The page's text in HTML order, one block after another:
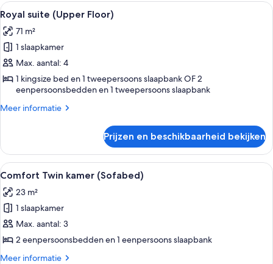
Alle
foto's
voor
Royal
suite
(Upper
Floor)
laden
Hotelkamer met een groot bed,
14
Royal suite (Upper Floor)
71 m²
1 slaapkamer
Max. aantal: 4
1 kingsize bed en 1 tweepersoons slaapbank OF 2
eenpersoonsbedden en 1 tweepersoons slaapbank
Meer informatie
Meer
suite
(Upper
Floor)
Prijzen en beschikbaarheid bekijken
Alle
foto's
voor
Comfort
Twin
kamer
(Sofabed)
Hotelkamer met een groot bed,
7
Comfort Twin kamer (Sofabed)
23 m²
1 slaapkamer
Max. aantal: 3
2 eenpersoonsbedden en 1 eenpersoons slaapbank
Meer informatie
Meer